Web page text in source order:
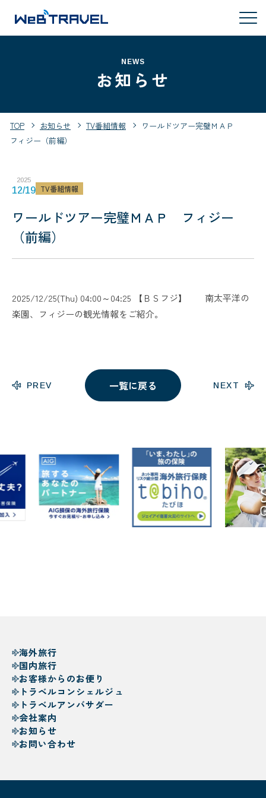
NEWS
お知らせ
TOP お知らせ TV番組情報
ワールドツアー完璧ＭＡＰ
フィジー（前編）
2025
12/19 TV番組情報
ワールドツアー完璧ＭＡＰ フィジー
（前編）
2025/12/25(Thu) 04:00～04:25 【ＢＳフジ】 南太平洋の
楽園、フィジーの観光情報をご紹介。
PREV 一覧に戻る NEXT
海外旅行
国内旅行
お客様からのお便り
トラベルコンシェルジュ
トラベルアンバサダー
会社案内
お知らせ
お問い合わせ